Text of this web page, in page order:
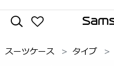
スーツケース タイプ